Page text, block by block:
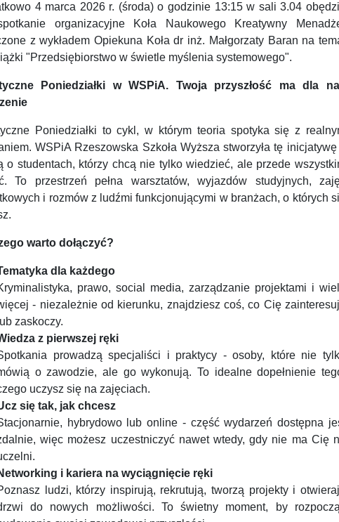
4 marca 2026 r. (środa) o godzinie 13:15 w sali 3.04
organizacyjne Koła Naukowego Kreatywny
z wykładem Opiekuna Koła dr inż. Małgorzaty Baran na
"Przedsiębiorstwo w świetle myślenia systemowego".
Poniedziałki w WSPiA. Twoja przyszłość ma dla
Poniedziałki to cykl, w którym teoria spotyka się z
WSPiA Rzeszowska Szkoła Wyższa stworzyła tę inicjatywę
o studentach, którzy chcą nie tylko wiedzieć, ale przede
To przestrzeń pełna warsztatów, wyjazdów studyjnych,
i rozmów z ludźmi funkcjonującymi w branżach, o których
warto dołączyć?
dla każdego
prawo, social media, zarządzanie projektami i
- niezależnie od kierunku, znajdziesz coś, co Cię
lub zaskoczy.
z pierwszej ręki
prowadzą specjaliści i praktycy - osoby, które nie
o zawodzie, ale go wykonują. To idealne dopełnienie
uczysz się na zajęciach.
się tak, jak chcesz
hybrydowo lub online - część wydarzeń dostępna
więc możesz uczestniczyć nawet wtedy, gdy nie ma Cię
i kariera na wyciągnięcie ręki
ludzi, którzy inspirują, rekrutują, tworzą projekty i
do nowych możliwości. To świetny moment, by